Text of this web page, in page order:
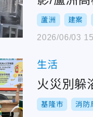
蘆洲 建案
2026/06/03
生活
火災別躲
基隆市 消防